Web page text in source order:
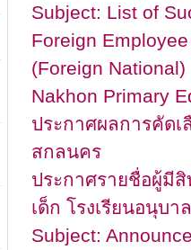
Subject: List of
Foreign
(Foreign
Nakhon Primary
ประกาศผลการคัดเ
สกลนคร
ประกาศรายชื่อผู้มี
เด็ก โรงเรียนอนุบ
Subject: